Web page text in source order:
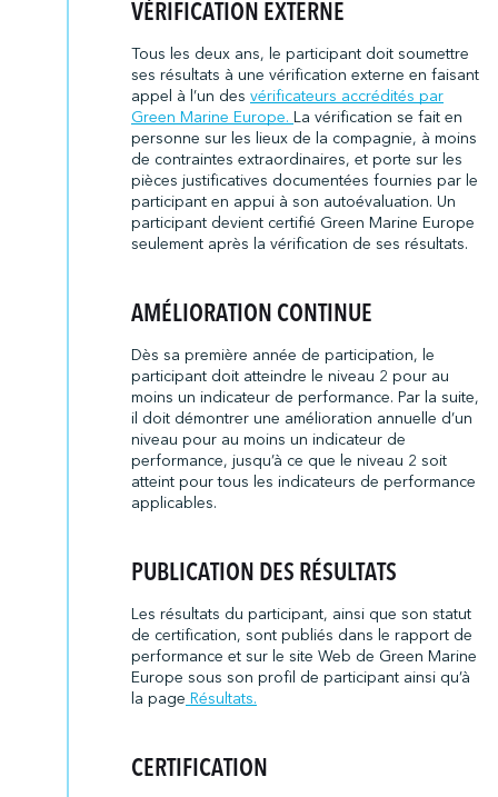
VÉRIFICATION EXTERNE
Tous les deux ans, le participant doit soumettre
ses résultats à une vérification externe en faisant
appel à l’un des vérificateurs accrédités par
Green Marine Europe. La vérification se fait en
personne sur les lieux de la compagnie, à moins
de contraintes extraordinaires, et porte sur les
pièces justificatives documentées fournies par le
participant en appui à son autoévaluation. Un
participant devient certifié Green Marine Europe
seulement après la vérification de ses résultats.
AMÉLIORATION CONTINUE
Dès sa première année de participation, le
participant doit atteindre le niveau 2 pour au
moins un indicateur de performance. Par la suite,
il doit démontrer une amélioration annuelle d’un
niveau pour au moins un indicateur de
performance, jusqu’à ce que le niveau 2 soit
atteint pour tous les indicateurs de performance
applicables.
PUBLICATION DES RÉSULTATS
Les résultats du participant, ainsi que son statut
de certification, sont publiés dans le rapport de
performance et sur le site Web de Green Marine
Europe sous son profil de participant ainsi qu’à
la page Résultats.
CERTIFICATION